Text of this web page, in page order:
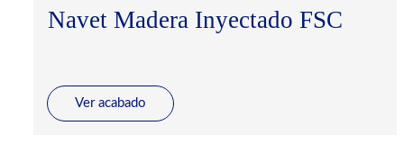
Navet Madera Inyectado FSC
Ver acabado